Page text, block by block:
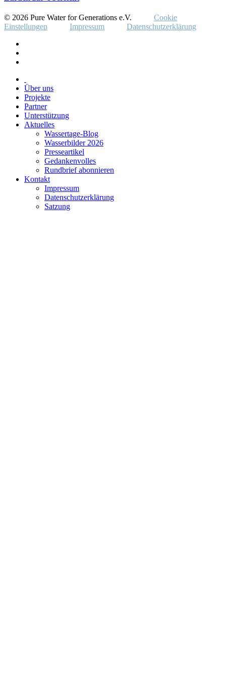
© 2026 Pure Water for Generations e.V.
Cookie
Einstellungen
Impressum Datenschutzerklärung
Über uns
Projekte
Partner
Unterstützung
Aktuelles
Wassertage-Blog
Wasserbilder 2026
Presseartikel
Gedankenvolles
Rundbrief abonnieren
Kontakt
Impressum
Datenschutzerklärung
Satzung